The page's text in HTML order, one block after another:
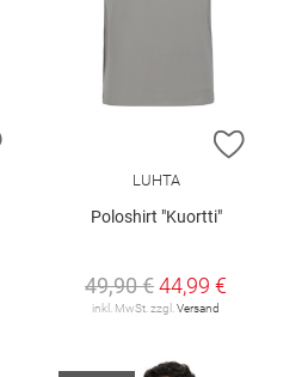
ZUR WUNSCHLISTE HINZUFÜGEN
ZUR
LUHTA
Poloshirt "Kuortti"
49,90 €44,99 €
inkl. MwSt. zzgl.Versand